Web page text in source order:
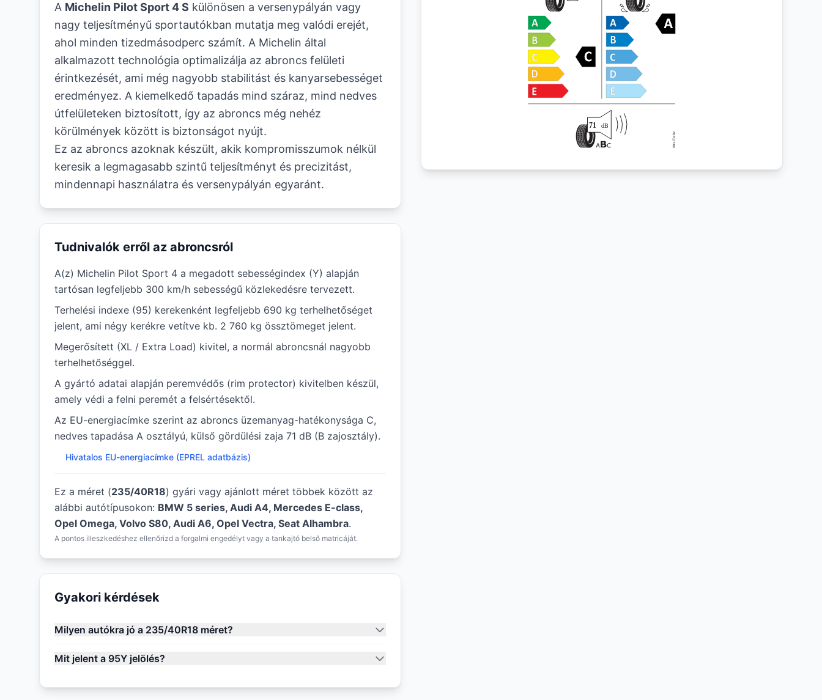
A Michelin Pilot Sport 4 S különösen a versenypályán vagy
nagy teljesítményű sportautókban mutatja meg valódi erejét,
ahol minden tizedmásodperc számít. A Michelin által
alkalmazott technológia optimalizálja az abroncs felületi
érintkezését, ami még nagyobb stabilitást és kanyarsebességet
eredményez. A kiemelkedő tapadás mind száraz, mind nedves
útfelületeken biztosított, így az abroncs még nehéz
körülmények között is biztonságot nyújt.
Ez az abroncs azoknak készült, akik kompromisszumok nélkül
keresik a legmagasabb szintű teljesítményt és precizitást,
mindennapi használatra és versenypályán egyaránt.
Tudnivalók erről az abroncsról
A(z) Michelin Pilot Sport 4 a megadott sebességindex (Y) alapján
tartósan legfeljebb 300 km/h sebességű közlekedésre tervezett.
Terhelési indexe (95) kerekenként legfeljebb 690 kg terhelhetőséget
jelent, ami négy kerékre vetítve kb. 2 760 kg össztömeget jelent.
Megerősített (XL / Extra Load) kivitel, a normál abroncsnál nagyobb
terhelhetőséggel.
A gyártó adatai alapján peremvédős (rim protector) kivitelben készül,
amely védi a felni peremét a felsértésektől.
Az EU-energiacímke szerint az abroncs üzemanyag-hatékonysága C,
nedves tapadása A osztályú, külső gördülési zaja 71 dB (B zajosztály).
Hivatalos EU-energiacímke (EPREL adatbázis)
Ez a méret (235/40R18) gyári vagy ajánlott méret többek között az
alábbi autótípusokon: BMW 5 series, Audi A4, Mercedes E-class,
Opel Omega, Volvo S80, Audi A6, Opel Vectra, Seat Alhambra.
A pontos illeszkedéshez ellenőrizd a forgalmi engedélyt vagy a tankajtó belső matricáját.
Gyakori kérdések
Milyen autókra jó a 235/40R18 méret?
Mit jelent a 95Y jelölés?